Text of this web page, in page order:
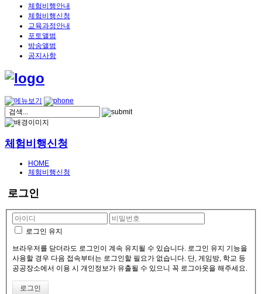
체험비행안내
체험비행신청
교육과정안내
포토앨범
방송앨범
공지사항
체험비행신청
HOME
체험비행신청
로그인
로그인 유지
브라우저를 닫더라도 로그인이 계속 유지될 수 있습니다. 로그인 유지 기능을
사용할 경우 다음 접속부터는 로그인할 필요가 없습니다. 단, 게임방, 학교 등
공공장소에서 이용 시 개인정보가 유출될 수 있으니 꼭 로그아웃을 해주세요.